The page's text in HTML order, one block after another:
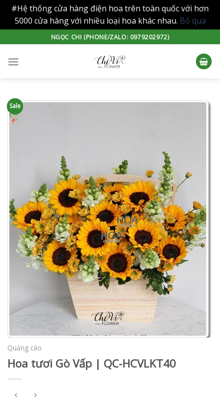
#Hệ thống cửa hàng điện hoa trên toàn quốc với hơn
5000 cửa hàng với nhiều loại hoa khác nhau. Bỏ qua
to
content
NGỌC CHI (PHONE/ZALO: 0979202972)
Sale
Quảng cáo
Hoa tươi Gò Vấp | QC-HCVLKT40